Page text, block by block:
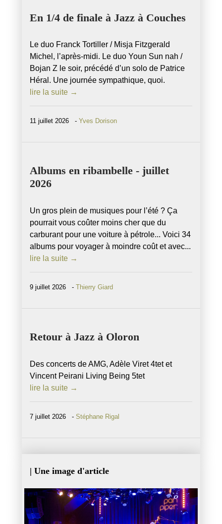
En 1/4 de finale à Jazz à Couches
Le duo Franck Tortiller / Misja Fitzgerald
Michel, l’après-midi. Le duo Youn Sun nah /
Bojan Z le soir, précédé d’un solo de Patrice
Héral. Une journée sympathique, quoi.
lire la suite →
11 juillet 2026 - Yves Dorison
Albums en ribambelle - juillet
2026
Un gros plein de musiques pour l’été ? Ça
pourrait vous coûter moins cher que du
carburant pour une voiture à pétrole... Voici 34
albums pour voyager à moindre coût et avec...
lire la suite →
9 juillet 2026 - Thierry Giard
Retour à Jazz à Oloron
Des concerts de AMG, Adèle Viret 4tet et
Vincent Peirani Living Being 5tet
lire la suite →
7 juillet 2026 - Stéphane Rigal
| Une image d'article